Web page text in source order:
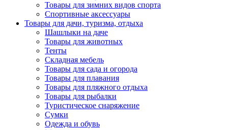
Товары для зимних видов спорта
Спортивные аксессуары
Товары для дачи, туризма, отдыха
Шашлыки на даче
Товары для животных
Тенты
Складная мебель
Товары для сада и огорода
Товары для плавания
Товары для пляжного отдыха
Товары для рыбалки
Туристическое снаряжение
Сумки
Одежда и обувь